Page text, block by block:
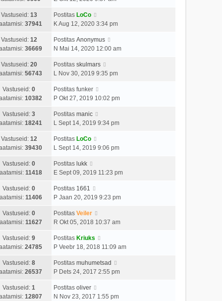
Vastuseid: 13
37941
Postitas LoCo
K Aug 12, 2020 3:34 pm
Vastuseid: 12
36669
Postitas Anonymus
N Mai 14, 2020 12:00 am
Vastuseid: 20
56743
Postitas skulmars
L Nov 30, 2019 9:35 pm
Vastuseid: 0
10382
Postitas funker
P Okt 27, 2019 10:02 pm
Vastuseid: 3
18241
Postitas manic
L Sept 14, 2019 9:34 pm
Vastuseid: 12
39430
Postitas LoCo
L Sept 14, 2019 9:06 pm
Vastuseid: 0
11418
Postitas lukk
E Sept 09, 2019 11:23 pm
Vastuseid: 0
11406
Postitas 1661
P Jaan 20, 2019 9:23 pm
Vastuseid: 0
11627
Postitas Veiler
R Okt 05, 2018 10:37 am
Vastuseid: 9
24785
Postitas Kriuks
P Veebr 18, 2018 11:09 am
Vastuseid: 8
26537
Postitas muhumetsad
P Dets 24, 2017 2:55 pm
Vastuseid: 1
12807
Postitas oliver
N Nov 23, 2017 1:55 pm